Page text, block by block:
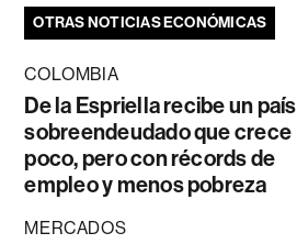
OTRAS NOTICIAS ECONÓMICAS
COLOMBIA
De la Espriella recibe un país
sobreendeudado que crece
poco, pero con récords de
empleo y menos pobreza
MERCADOS